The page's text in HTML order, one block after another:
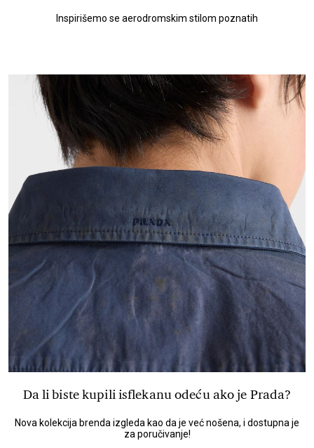
Inspirišemo se aerodromskim stilom poznatih
Da li biste kupili isflekanu odeću ako je Prada?
Nova kolekcija brenda izgleda kao da je već nošena, i dostupna je
za poručivanje!